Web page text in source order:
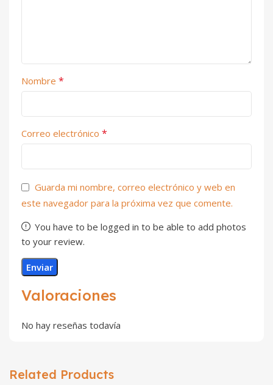
Valoraciones
No hay reseñas todavía
Nombre *
Correo electrónico *
Guarda mi nombre, correo electrónico y web en
este navegador para la próxima vez que comente.
You have to be logged in to be able to add photos
to your review.
Related Products